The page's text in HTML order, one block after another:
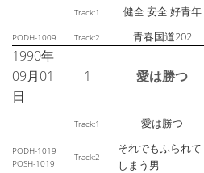
Track:1 健全 安全 好青年
PODH-1009 Track:2 青春国道202
1990年
09月01
日
1 愛は勝つ
Track:1 愛は勝つ
PODH-1019
POSH-1019
Track:2
それでもふられて
しまう男